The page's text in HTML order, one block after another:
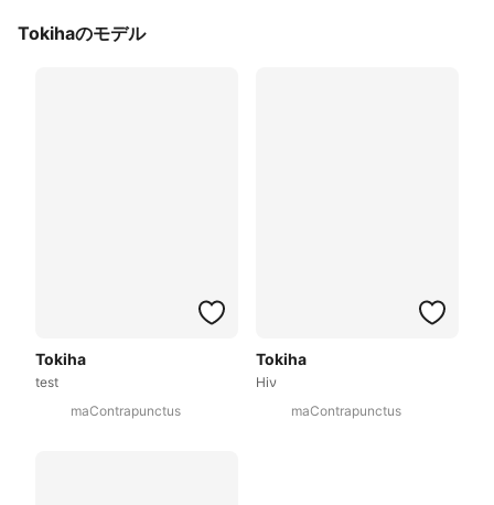
Tokihaのモデル
Tokiha
test
maContrapunctus
Tokiha
Hiν
maContrapunctus